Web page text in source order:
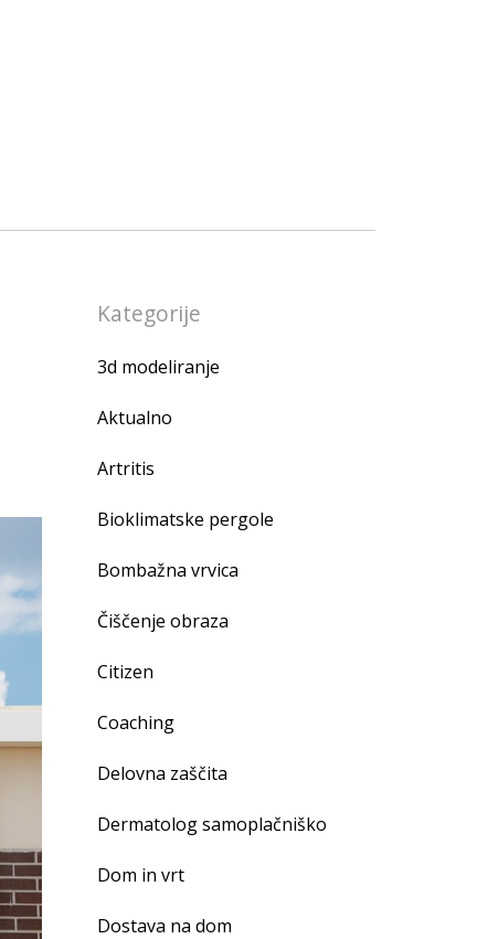
Kategorije
3d modeliranje
Aktualno
Artritis
Bioklimatske pergole
Bombažna vrvica
Čiščenje obraza
Citizen
Coaching
Delovna zaščita
Dermatolog samoplačniško
Dom in vrt
Dostava na dom